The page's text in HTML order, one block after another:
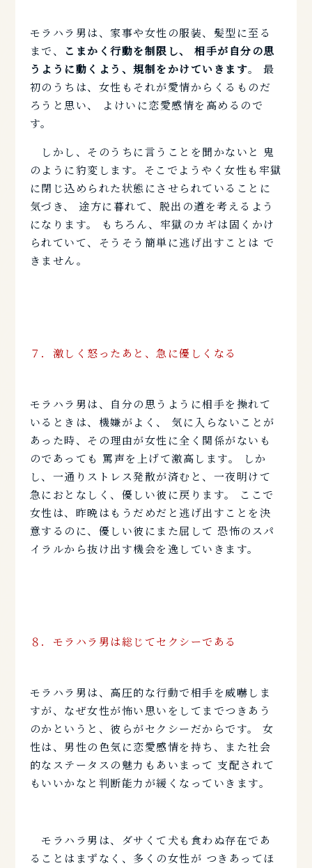
モラハラ男は、家事や女性の服装、髪型に至る
まで、
こまかく行動を制限し、 相手が自分の思
うように動くよう、規制をかけていきます。 最
初のうちは、女性もそれが愛情からくるものだ
ろうと思い、 よけいに恋愛感情を高めるので
す。
しかし、そのうちに言うことを聞かないと 鬼
のように豹変します。そこでようやく女性も牢獄
に閉じ込められた状態にさせられていることに
気づき、 途方に暮れて、脱出の道を考えるよう
になります。 もちろん、牢獄のカギは固くかけ
られていて、そうそう簡単に逃げ出すことは で
きません。
７．激しく怒ったあと、急に優しくなる
モラハラ男は、自分の思うように相手を操れて
いるときは、機嫌がよく、 気に入らないことが
あった時、その理由が女性に全く関係がないも
のであっても 罵声を上げて激高します。 しか
し、一通りストレス発散が済むと、一夜明けて
急におとなしく、優しい彼に戻ります。 ここで
女性は、昨晩はもうだめだと逃げ出すことを決
意するのに、優しい彼にまた屈して 恐怖のスパ
イラルから抜け出す機会を逸していきます。
８．モラハラ男は総じてセクシーである
モラハラ男は、高圧的な行動で相手を威嚇しま
すが、なぜ女性が怖い思いをしてまでつきあう
のかというと、彼らがセクシーだからです。 女
性は、男性の色気に恋愛感情を持ち、また社会
的なステータスの魅力もあいまって 支配されて
もいいかなと判断能力が緩くなっていきます。
モラハラ男は、ダサくて犬も食わぬ存在であ
ることはまずなく、多くの女性が つきあってほ